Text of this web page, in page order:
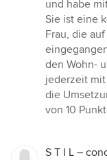
von
5
Sternen
und habe
Sie ist eine
Frau, die
den Wohn-
jederzeit
die
von 10
S T I L –